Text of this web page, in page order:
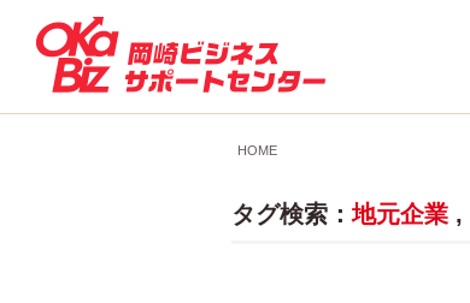
HOME
タグ検索：地元企業 ,